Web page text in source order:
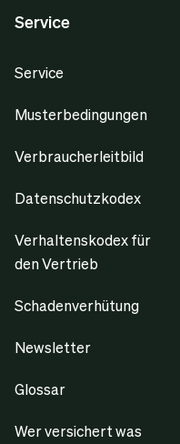
Service
Service
Musterbedingungen
Verbraucherleitbild
Datenschutzkodex
Verhaltenskodex für
den Vertrieb
Schadenverhütung
Newsletter
Glossar
Wer versichert was